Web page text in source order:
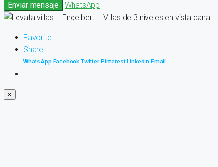
Enviar mensaje
WhatsApp
Favorite
Share
WhatsApp Facebook Twitter Pinterest Linkedin Email
×